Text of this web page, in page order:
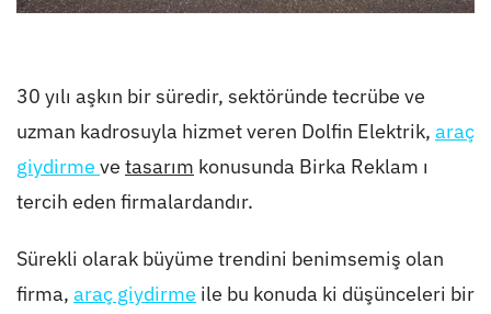
30 yılı aşkın bir süredir, sektöründe tecrübe ve
uzman kadrosuyla hizmet veren Dolfin Elektrik, araç
giydirme ve tasarım konusunda Birka Reklam ı
tercih eden firmalardandır.
Sürekli olarak büyüme trendini benimsemiş olan
firma, araç giydirme ile bu konuda ki düşünceleri bir